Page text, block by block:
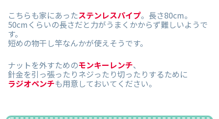
こちらも家にあったステンレスパイプ。長さ80cm。
50cmくらいの長さだと力がうまくかからず難しいようで
す。
短めの物干し竿なんかが使えそうです。
ナットを外すためのモンキーレンチ、
針金を引っ張ったりネジったり切ったりするために
ラジオペンチも用意しておいてください。